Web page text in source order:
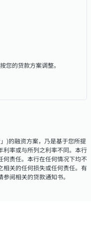
您的贷款方案调整。
)的融资方案，乃是基于您所提
利率或与所列之利率不同。本行
何责任。本行在任何情况下均不
相关的任何损失或任何责任。有
阅相关的贷款通知书。